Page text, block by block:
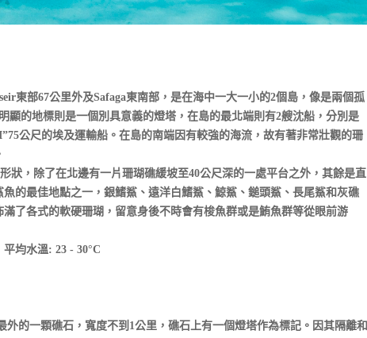
東部67公里外及Safaga東南部，是在海中一大一小的2個島，像是兩個孤
顯的地標則是一個別具意義的燈塔，在島的最北端則有2艘沈船，分別是
公尺的埃及運輸船。在島的南端因有較強的海流，故有著非常壯觀的珊
狀，除了在北邊有一片珊瑚礁緩坡至40公尺深的一處平台之外，其餘是直
的最佳地點之一，銀鰭鯊、遠洋白鰭鯊、鯨鯊、鎚頭鯊、長尾鯊和灰礁
了各式的軟硬珊瑚，留意身後不時會有梭魚群或是鮪魚群等從眼前游
均水溫: 23 - 30°C
的一顆礁石，寬度不到1公里，礁石上有一個燈塔作為標記。因其隔離和